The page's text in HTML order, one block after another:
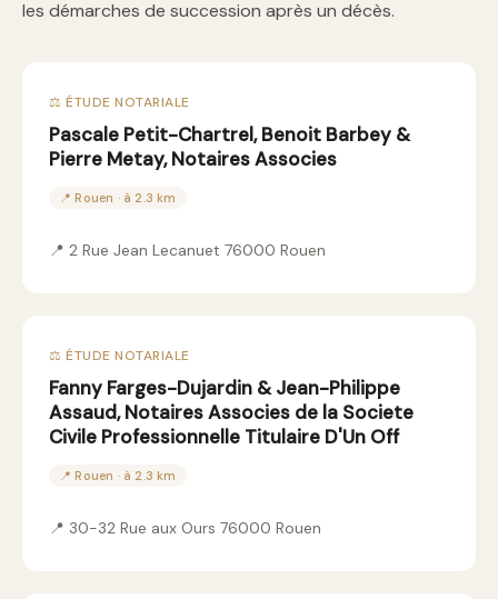
les démarches de succession après un décès.
⚖️ ÉTUDE NOTARIALE
Pascale Petit-Chartrel, Benoit Barbey &
Pierre Metay, Notaires Associes
📍 Rouen · à 2.3 km
📍 2 Rue Jean Lecanuet 76000 Rouen
⚖️ ÉTUDE NOTARIALE
Fanny Farges-Dujardin & Jean-Philippe
Assaud, Notaires Associes de la Societe
Civile Professionnelle Titulaire D'Un Off
📍 Rouen · à 2.3 km
📍 30-32 Rue aux Ours 76000 Rouen